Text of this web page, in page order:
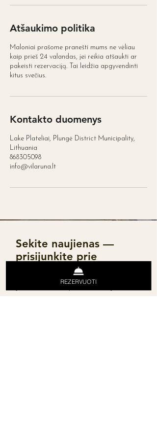
Atšaukimo politika
Maloniai prašome pranešti mums ne vėliau
kaip prieš 24 valandas, jei reikia atšaukti ar
pakeisti rezervaciją. Tai leidžia apgyvendinti
kitus svečius.
Kontakto duomenys
Lake Plateliai, Plungė District Municipality,
Lithuania
868305098
info@vilaruna.lt
Sekite naujienas —
prisijunkite prie
naujienlaiškio!
REZERVUOTI